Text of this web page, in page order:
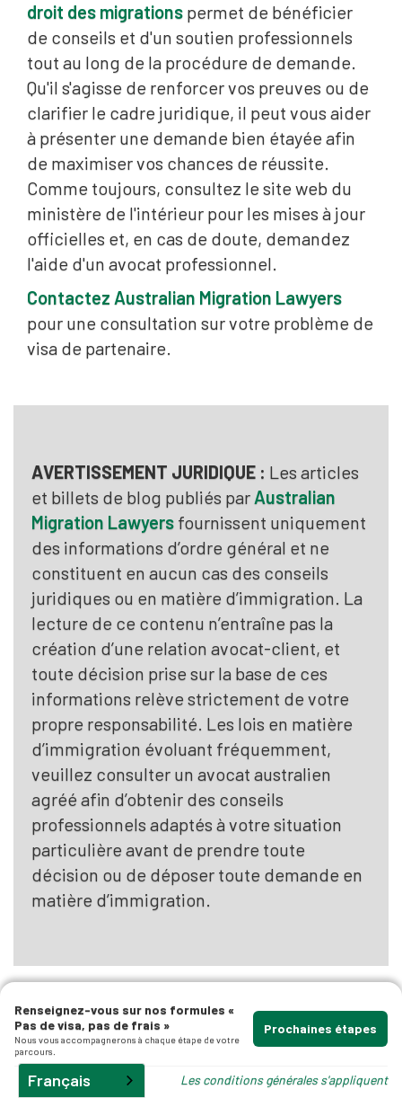
droit des migrations permet de bénéficier
de conseils et d'un soutien professionnels
tout au long de la procédure de demande.
Qu'il s'agisse de renforcer vos preuves ou de
clarifier le cadre juridique, il peut vous aider
à présenter une demande bien étayée afin
de maximiser vos chances de réussite.
Comme toujours, consultez le site web du
ministère de l'intérieur pour les mises à jour
officielles et, en cas de doute, demandez
l'aide d'un avocat professionnel.
Contactez Australian Migration Lawyers
pour une consultation sur votre problème de
visa de partenaire.
AVERTISSEMENT JURIDIQUE : Les articles
et billets de blog publiés par Australian
Migration Lawyers fournissent uniquement
des informations d’ordre général et ne
constituent en aucun cas des conseils
juridiques ou en matière d’immigration. La
lecture de ce contenu n’entraîne pas la
création d’une relation avocat-client, et
toute décision prise sur la base de ces
informations relève strictement de votre
propre responsabilité. Les lois en matière
d’immigration évoluant fréquemment,
veuillez consulter un avocat australien
agréé afin d’obtenir des conseils
professionnels adaptés à votre situation
particulière avant de prendre toute
décision ou de déposer toute demande en
matière d’immigration.
Articles connexes
Renseignez-vous sur nos formules «
Pas de visa, pas de frais »
Nous vous accompagnerons à chaque étape de votre
parcours.
Prochaines étapes
Les conditions générales s'appliquent
Français